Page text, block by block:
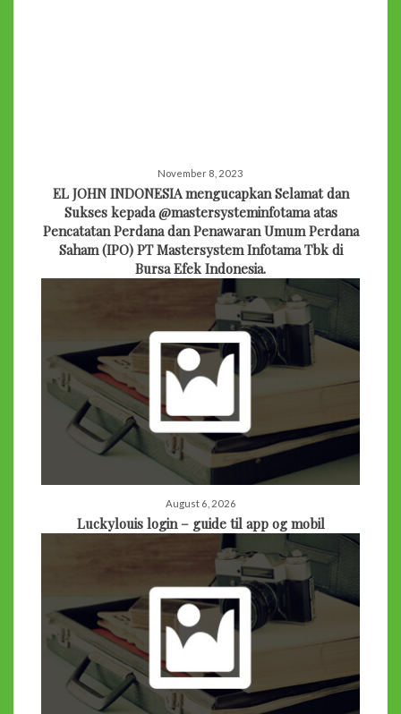
November 8, 2023
EL JOHN INDONESIA mengucapkan Selamat dan
Sukses kepada @mastersysteminfotama atas
Pencatatan Perdana dan Penawaran Umum Perdana
Saham (IPO) PT Mastersystem Infotama Tbk di
Bursa Efek Indonesia.
August 6, 2026
Luckylouis login – guide til app og mobil